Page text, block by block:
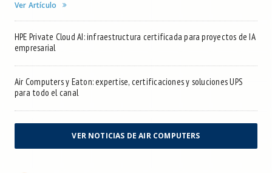
Ver Artículo
HPE Private Cloud AI: infraestructura certificada para proyectos de IA
empresarial
Air Computers y Eaton: expertise, certificaciones y soluciones UPS
para todo el canal
VER NOTICIAS DE AIR COMPUTERS